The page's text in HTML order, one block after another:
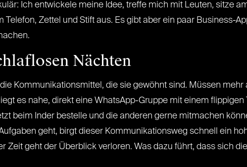
Ich entwickele meine Idee, treffe mich mit Leuten, sitze
Zettel und Stift aus. Es gibt aber ein paar Business-
Nächten
Kommunikationsmittel, die sie gewöhnt sind. Müssen mehr
es nahe, direkt eine WhatsApp-Gruppe mit einem flippigen
beim Inder bestelle und die anderen gerne mitmachen
geht, birgt dieser Kommunikationsweg schnell ein
Zeit geht der Überblick verloren. Was dazu führt, dass sich